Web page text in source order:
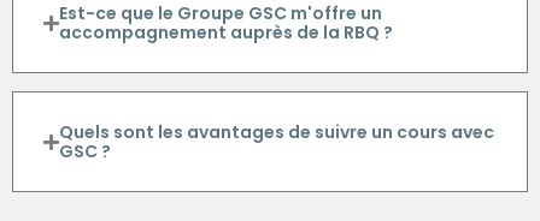
Est-ce que le Groupe GSC m'offre un
accompagnement auprès de la RBQ ?
Quels sont les avantages de suivre un cours avec
GSC ?